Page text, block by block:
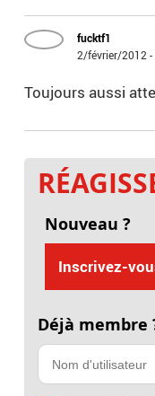
fucktf1
2/février/2012 -
Toujours aussi
Nouveau ?
Inscrivez-
Déjà membre